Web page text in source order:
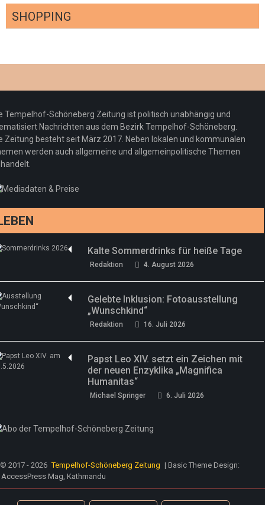
SHOPPING
Redaktion 23. Juli 2026
Pepe Jeans London mit Summer Sale und
neuer Kollektion
Redaktion 19. Juli 2026
Woher kommt der Honig? – Neue EU-
Regeln gelten 14. Juni
drei neue Specials zur Fußball-WM
Tempelhof-Schöneberg Zeitung ist politisch unabhängig und
Nachrichten aus dem Bezirk Tempelhof-Schöneberg.
Zeitung besteht seit März 2017. Neben lokalen und kommunalen
werden auch allgemeine und allgemeinpolitische Themen
Kalte Sommerdrinks für heiße Tage
Redaktion 4. August 2026
Gelebte Inklusion: Fotoausstellung
„Wunschkind“
Redaktion 16. Juli 2026
Papst Leo XIV. setzt ein Zeichen mit
der neuen Enzyklika „Magnifica
Humanitas“
Michael Springer 6. Juli 2026
© 2017 - 2026 Tempelhof-Schöneberg Zeitung | Basic Theme Design:
AccessPress Mag, Kathmandu